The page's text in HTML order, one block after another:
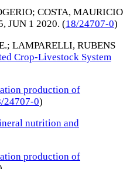
; COSTA, MAURICIO
JUN 1 2020. (18/24707-0)
; LAMPARELLI, RUBENS
Crop-Livestock System
production of
24707-0)
nutrition and
production of